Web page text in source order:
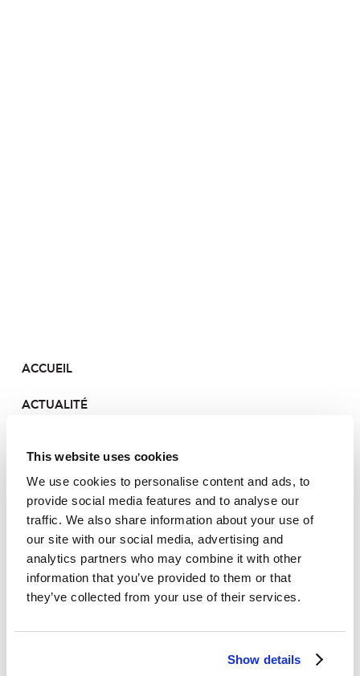
This website uses cookies
We use cookies to personalise content and ads, to
provide social media features and to analyse our
traffic. We also share information about your use of
our site with our social media, advertising and
analytics partners who may combine it with other
information that you’ve provided to them or that
they’ve collected from your use of their services.
Show details
ACCUEIL
ACTUALITÉ
CONTACT
ACCUEIL
ACTUALITÉ